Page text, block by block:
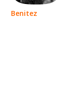
Benitez